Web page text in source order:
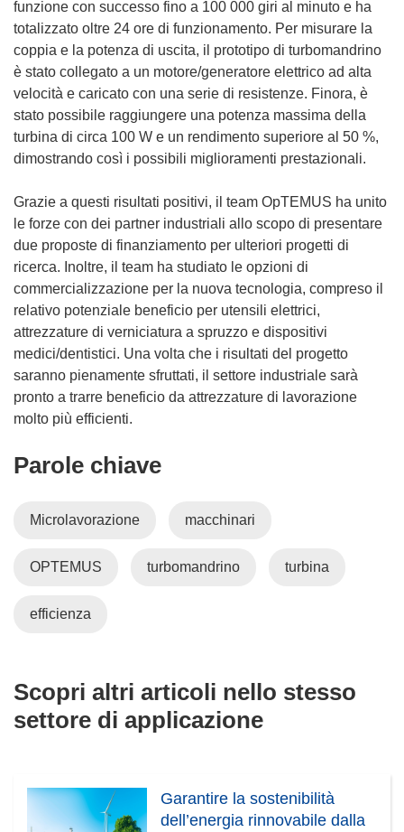
funzione con successo fino a 100 000 giri al minuto e ha
totalizzato oltre 24 ore di funzionamento. Per misurare la
coppia e la potenza di uscita, il prototipo di turbomandrino
è stato collegato a un motore/generatore elettrico ad alta
velocità e caricato con una serie di resistenze. Finora, è
stato possibile raggiungere una potenza massima della
turbina di circa 100 W e un rendimento superiore al 50 %,
dimostrando così i possibili miglioramenti prestazionali.
Grazie a questi risultati positivi, il team OpTEMUS ha unito
le forze con dei partner industriali allo scopo di presentare
due proposte di finanziamento per ulteriori progetti di
ricerca. Inoltre, il team ha studiato le opzioni di
commercializzazione per la nuova tecnologia, compreso il
relativo potenziale beneficio per utensili elettrici,
attrezzature di verniciatura a spruzzo e dispositivi
medici/dentistici. Una volta che i risultati del progetto
saranno pienamente sfruttati, il settore industriale sarà
pronto a trarre beneficio da attrezzature di lavorazione
molto più efficienti.
Parole chiave
Microlavorazione macchinari
OPTEMUS turbomandrino turbina
efficienza
Scopri altri articoli nello stesso
settore di applicazione
Garantire la sostenibilità
dell’energia rinnovabile dalla